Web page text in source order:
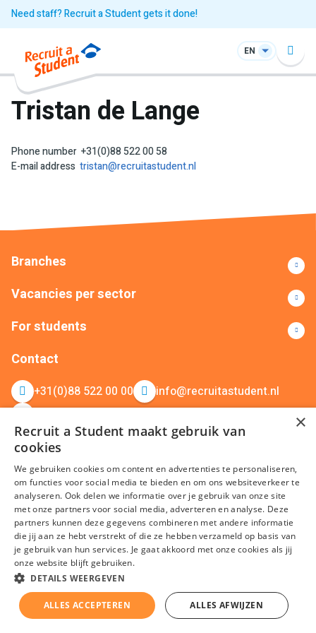
Need staff? Recruit a Student gets it done!
EN
Tristan de Lange
Phone number +31(0)88 522 00 58
E-mail address tristan@recruitastudent.nl
Branches
Vacancies per sector
For students
Contact
+31(0)88 522 00 00
info@recruitastudent.nl
terms and conditionsPrivacy CookiesDisclaimer Sitemap
KvK nummer: 20092214 © Recruit a Student 2026
×
Recruit a Student maakt gebruik van
cookies
We gebruiken cookies om content en advertenties te personaliseren,
om functies voor social media te bieden en om ons websiteverkeer te
analyseren. Ook delen we informatie over je gebruik van onze site
met onze partners voor social media, adverteren en analyse. Deze
partners kunnen deze gegevens combineren met andere informatie
die jij aan ze hebt verstrekt of die ze hebben verzameld op basis van
je gebruik van hun services. Je gaat akkoord met onze cookies als jij
onze website blijft gebruiken.
DETAILS WEERGEVEN
ALLES ACCEPTEREN ALLES AFWIJZEN